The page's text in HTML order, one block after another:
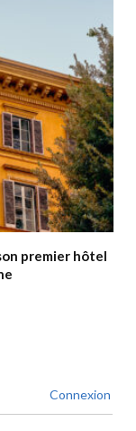
premier hôtel
Connexion